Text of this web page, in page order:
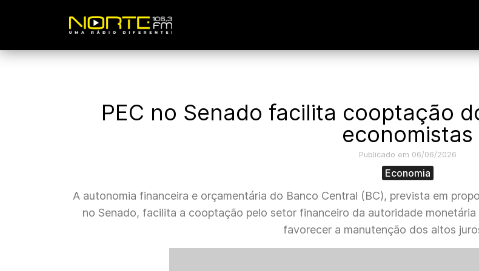
PEC no Senado facilita cooptação
economistas
Publicado em 06/06/2026
Economia
A autonomia financeira e orçamentária do Banco Central (BC), prevista em
no Senado, facilita a cooptação pelo setor financeiro da autoridade
favorecer a manutenção dos altos